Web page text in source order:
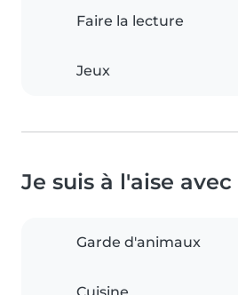
Faire la lecture
Jeux
Je suis à l'aise avec
Garde d'animaux